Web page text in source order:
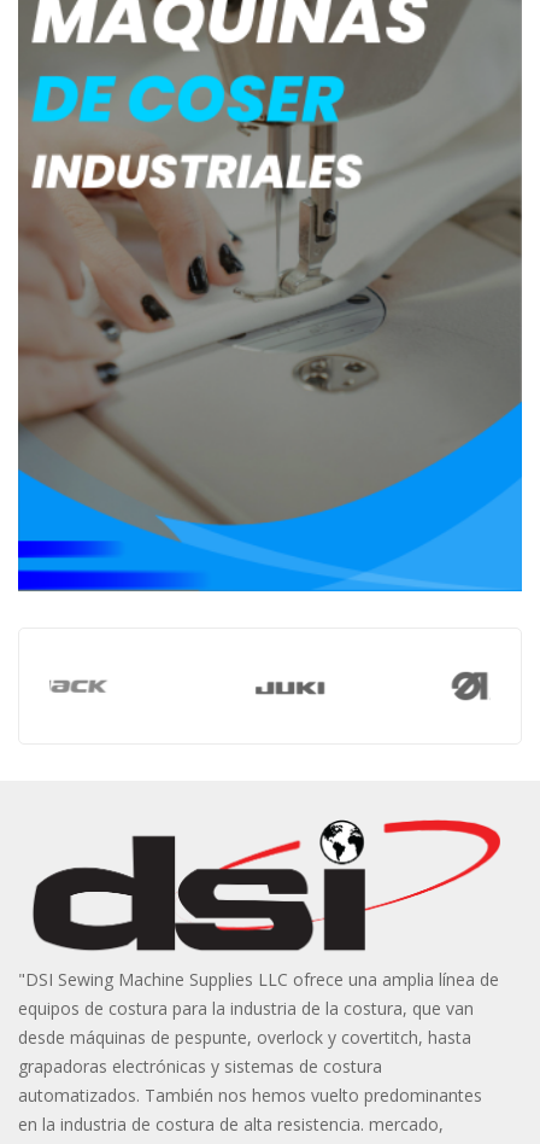
"DSI Sewing Machine Supplies LLC ofrece una amplia línea de
equipos de costura para la industria de la costura, que van
desde máquinas de pespunte, overlock y covertitch, hasta
grapadoras electrónicas y sistemas de costura
automatizados. También nos hemos vuelto predominantes
en la industria de costura de alta resistencia. mercado,